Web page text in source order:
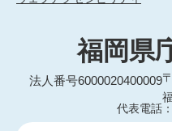
福岡県
法人番号6000020400009
代表電話